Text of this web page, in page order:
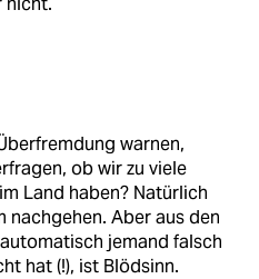
warnen,
ob wir zu viele
Land haben? Natürlich
nachgehen. Aber aus den
jemand falsch
hat (!), ist Blödsinn.